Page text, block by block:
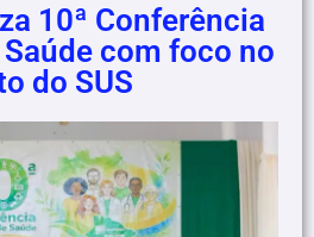
10ª Conferência
com foco no
do SUS